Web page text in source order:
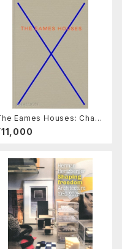
Eames Houses: Charl
and Ray Eames Reside
Architecture